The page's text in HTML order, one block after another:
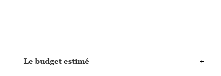
Le budget estimé